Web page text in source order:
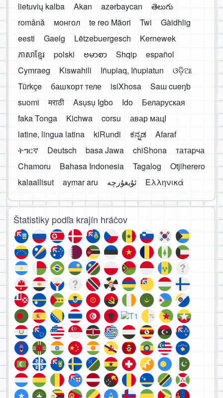
lietuvių kalba
Akan azərbaycan
తెలుగు
română
монгол te reo Māori Twi
Gàidhlig
eesti
Gaelg Lëtzebuergesch
Kernewek
ភាសាខ្មែរ
polski ဗမာစာ Shqip
español
Cymraeg
Kiswahili Iñupiaq, Iñupiatun
ଓଡ଼ିଆ
Türkçe
башҡорт теле isiXhosa
Saɯ cueŋƅ
suomi
मराठी Asụsụ Igbo Ido
Беларуская
faka Tonga
Kichwa corsu
авар мацӀ
latine, lingua latina
kiRundi ಕನ್ನಡ
Afaraf
ትግርኛ
Deutsch basa Jawa chiShona
татарча
Chamoru
Bahasa Indonesia Tagalog
Otjiherero
kalaallisut
aymar aru Ελληνικά
Štatistiky podľa krajín hráčov